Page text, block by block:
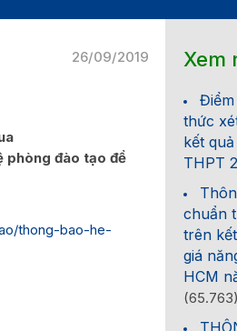
26/09/2019
phòng đào tạo để
thong-bao-he-
Xem
thức
kết
THPT
chuẩn
trên
giá
HCM
(65.763)